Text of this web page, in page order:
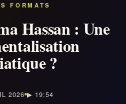
FORMATS
Hassan : Une
?
2026 ▶ 19:54